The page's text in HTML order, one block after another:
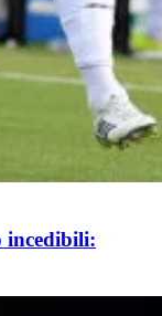
incedibili: